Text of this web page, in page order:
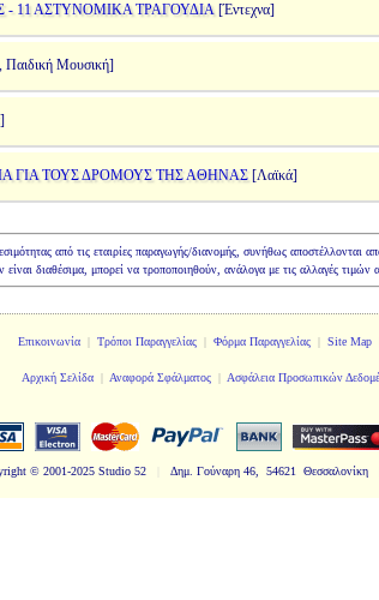
11 ΑΣΤΥΝΟΜΙΚΑ ΤΡΑΓΟΥΔΙΑ [Έντεχνα]
Παιδική Μουσική]
ΓΙΑ ΤΟΥΣ ΔΡΟΜΟΥΣ ΤΗΣ ΑΘΗΝΑΣ [Λαϊκά]
από τις εταιρίες παραγωγής/διανομής, συνήθως
διαθέσιμα, μπορεί να τροποποιηθούν, ανάλογα με τις αλλαγές
Επικοινωνία| Τρόποι Παραγγελίας| Φόρμα Παραγγελίας| Site Map
Αρχική Σελίδα | Αναφορά Σφάλματος | Ασφάλεια Προσωπικών
© 2001-2025 Studio 52 Δημ. Γούναρη 46, 54621 Θεσσαλονίκη